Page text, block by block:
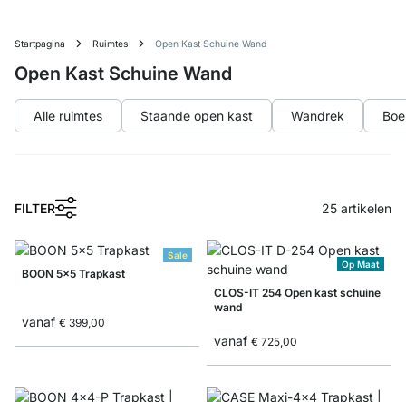
Startpagina Ruimtes Open Kast Schuine Wand
Open Kast Schuine Wand
Alle ruimtes Staande open kast Wandrek
FILTER 25 artikelen
Sale
BOON 5x5 Trapkast
vanaf € 399,00
Op Maat
CLOS-IT 254 Open kast schuine
wand
vanaf € 725,00